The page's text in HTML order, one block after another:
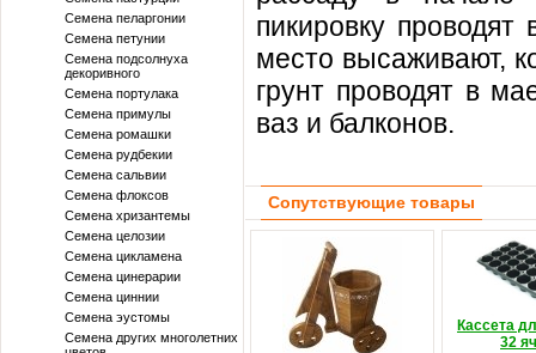
Семена пеларгонии
Семена петунии
Семена подсолнуха
декоривного
Семена портулака
Семена примулы
Семена ромашки
Семена рудбекии
Семена сальвии
Семена флоксов
Семена хризантемы
Семена целозии
Семена цикламена
Семена цинерарии
Семена циннии
Семена эустомы
Семена других многолетних
пикировку
место высаживают,
грунт проводят в
ваз и балконов.
Сопутствующие товары
Кассета
32